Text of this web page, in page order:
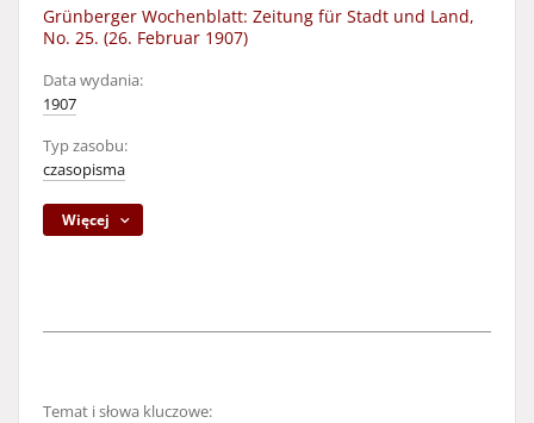
Grünberger Wochenblatt: Zeitung für Stadt und Land,
No. 25. (26. Februar 1907)
Data wydania:
1907
Typ zasobu:
czasopisma
Więcej
Temat i słowa kluczowe: